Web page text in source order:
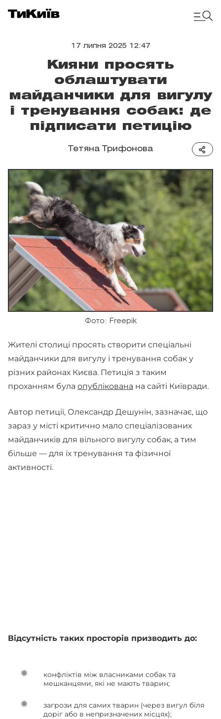
17 липня 2025 12:47
Кияни просять
облаштувати
майданчики для вигулу
і тренування собак: де
підписати петицію
Тетяна Трифонова
Фото: Freepik
Жителі столиці просять створити спеціальні
майданчики для вигулу і тренування собак у
різних районах Києва. Петиція з таким
проханням була опублікована на сайті Київради.
Автор петиції, Олександр Дешунін, зазначає, що
зараз у місті критично мало спеціалізованих
майданчиків для вільного вигулу собак, а тим
більше — для їх тренування та фізичної
активності.
Відсутність таких просторів призводить до:
конфліктів між власниками собак та
мешканцями, які не мають тварин;
загрози для самих тварин (через вигул біля
доріг або в непризначених місцях);